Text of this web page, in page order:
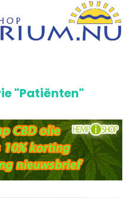
"Patiënten"